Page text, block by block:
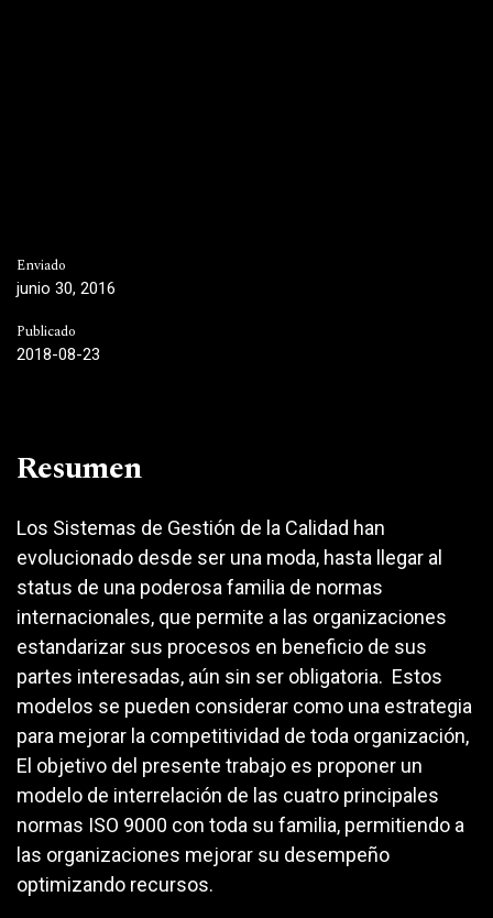
Enviado
junio 30, 2016
Publicado
2018-08-23
Resumen
Los Sistemas de Gestión de la Calidad han
evolucionado desde ser una moda, hasta llegar al
status de una poderosa familia de normas
internacionales, que permite a las organizaciones
estandarizar sus procesos en beneficio de sus
partes interesadas, aún sin ser obligatoria. Estos
modelos se pueden considerar como una estrategia
para mejorar la competitividad de toda organización,
El objetivo del presente trabajo es proponer un
modelo de interrelación de las cuatro principales
normas ISO 9000 con toda su familia, permitiendo a
las organizaciones mejorar su desempeño
optimizando recursos.